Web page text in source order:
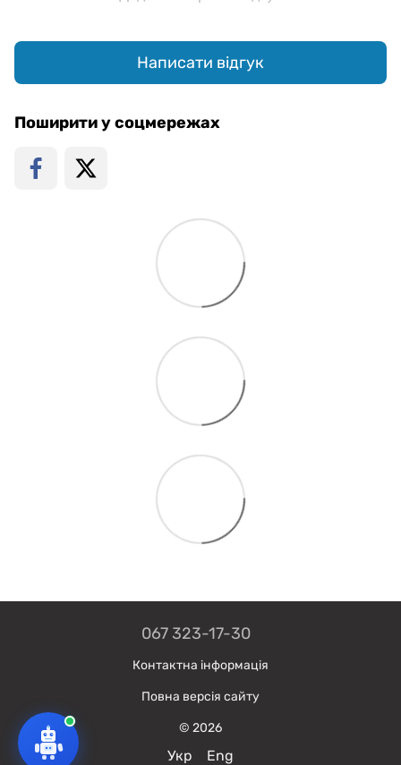
Написати відгук
Поширити у соцмережах
067 323-17-30
Контактна інформація
Повна версія сайту
© 2026
Укр Eng